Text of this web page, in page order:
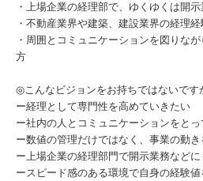
・上場企業の経理部で、ゆくゆくは開
・不動産業界や建築、建設業界の経理
・周囲とコミュニケーションを図りな
方
◎こんなビジョンをお持ちではないです
ー経理として専門性を高めていきたい
ー社内の人とコミュニケーションをと
ー数値の管理だけではなく、事業の動
ー上場企業の経理部門で開示業務など
ースピード感のある環境で自身の経験